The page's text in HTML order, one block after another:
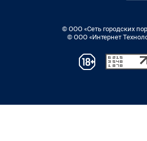
© ООО «Сеть городских
© ООО «Интернет